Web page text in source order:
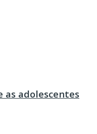
adolescentes